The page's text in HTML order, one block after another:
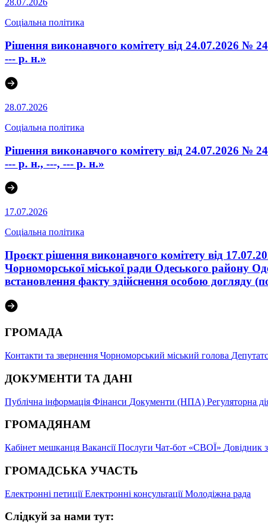
28.07.2026
Соціальна політика
Рішення виконавчого комітету від 24.07.2026 №
--- р. н.»
28.07.2026
Соціальна політика
Рішення виконавчого комітету від 24.07.2026 №
--- р. н., ---, --- р. н.»
17.07.2026
Соціальна політика
Проєкт рішення виконавчого комітету від
Чорноморської міської ради Одеського району
встановлення факту здійснення особою догляду
ГРОМАДА
Контакти та звернення Чорноморський міський голова
ДОКУМЕНТИ ТА ДАНІ
Публічна інформація Фінанси Документи (НПА) Регуляторна
ГРОМАДЯНАМ
Кабінет мешканця ВакансіїПослуги Чат-бот «СВОЇ» Довідник
ГРОМАДСЬКА УЧАСТЬ
Електронні петиціїЕлектронні консультаціїМолодіжна рада
Слідкуй за нами тут: